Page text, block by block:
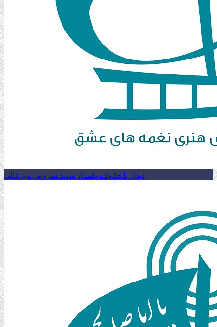
دیدار با خانواده پاسدار شهید سروش میرعالی